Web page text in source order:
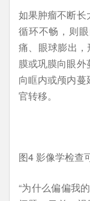
如果肿瘤不断长
循环不畅，则
痛、眼球膨出，
膜或巩膜向眼
向眶内或颅内
官转移。
图4 影像学检查
“为什么偏偏我